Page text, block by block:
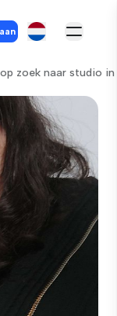
zoek naar studio in